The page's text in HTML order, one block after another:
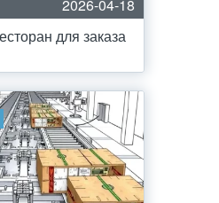
2026-04-18
для заказа